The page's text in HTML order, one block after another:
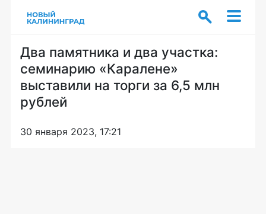
Два памятника и два участка:
семинарию «Каралене»
выставили на торги за 6,5 млн
рублей
30 января 2023, 17:21